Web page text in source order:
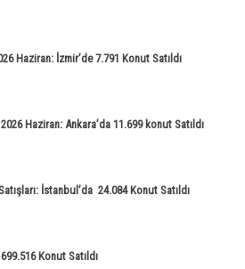
Haziran: İzmir’de 7.791 Konut Satıldı
Haziran: Ankara’da 11.699 konut Satıldı
İstanbul’da 24.084 Konut Satıldı
Konut Satıldı